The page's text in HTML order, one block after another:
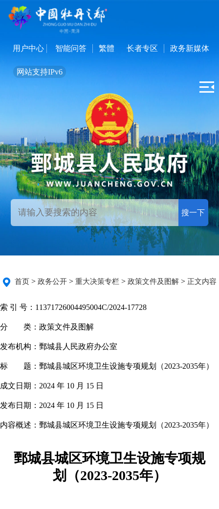
用户中心 智能问答 繁體 长者专区 政务新媒体
网站支持IPv6
搜一下
首页 > 政务公开 > 重大决策专栏 > 政策文件及图解 > 正文内容
索 引 号： 11371726004495004C/2024-17728
分 类： 政策文件及图解
发布机构： 鄄城县人民政府办公室
标 题： 鄄城县城区环境卫生设施专项规划（2023-2035年）
成文日期： 2024 年 10 月 15 日
发布日期： 2024 年 10 月 15 日
内容概述： 鄄城县城区环境卫生设施专项规划（2023-2035年）
鄄城县城区环境卫生设施专项规
划（2023-2035年）